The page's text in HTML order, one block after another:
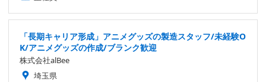
「長期キャリア形成」アニメグッズの製造スタッフ/未経験O
K/アニメグッズの作成/ブランク歓迎
株式会社alBee
埼玉県